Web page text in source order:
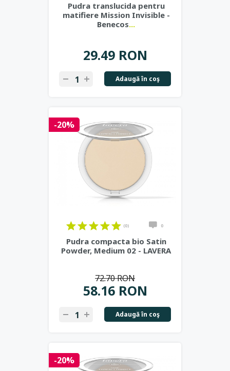
Pudra translucida pentru
matifiere Mission Invisible -
Benecos...
29.49 RON
Adaugă în coş
-20%
(0) 0
Pudra compacta bio Satin
Powder, Medium 02 - LAVERA
58.16 RON
72.70 RON
Adaugă în coş
-20%